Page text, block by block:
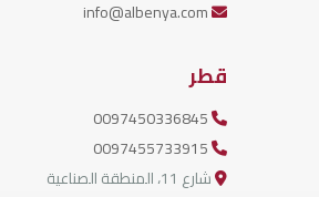
قطر
شارع 11، المنطقة الصناعية